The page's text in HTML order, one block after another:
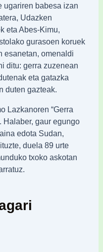
ugariren babesa izan
Udazken
eta Abes-Kimu,
gurasoen koruek
esanetan, omenaldi
ditu: gerra zuzenean
eta gatazka
duten gazteak.
Lazkanoren “Gerra
Halaber, gaur egungo
edota Sudan,
duela 89 urte
txoko askotan